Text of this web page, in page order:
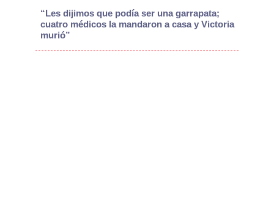
“Les dijimos que podía ser una garrapata;
cuatro médicos la mandaron a casa y Victoria
murió”